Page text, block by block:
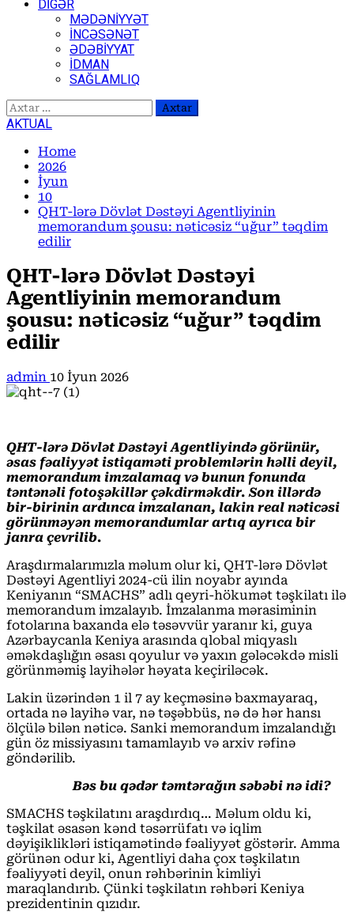
DİGƏR
MƏDƏNİYYƏT
İNCƏSƏNƏT
ƏDƏBİYYAT
İDMAN
SAĞLAMLIQ
Axtarış:
AKTUAL
Home
2026
İyun
10
QHT-lərə Dövlət Dəstəyi Agentliyinin
memorandum şousu: nəticəsiz “uğur” təqdim
edilir
QHT-lərə Dövlət Dəstəyi
Agentliyinin memorandum
şousu: nəticəsiz “uğur” təqdim
edilir
admin 10 İyun 2026
QHT-lərə Dövlət Dəstəyi Agentliyində görünür,
əsas fəaliyyət istiqaməti problemlərin həlli deyil,
memorandum imzalamaq və bunun fonunda
təntənəli fotoşəkillər çəkdirməkdir. Son illərdə
bir-birinin ardınca imzalanan, lakin real nəticəsi
görünməyən memorandumlar artıq ayrıca bir
janra çevrilib.
Araşdırmalarımızla məlum olur ki, QHT-lərə Dövlət
Dəstəyi Agentliyi 2024-cü ilin noyabr ayında
Keniyanın “SMACHS” adlı qeyri-hökumət təşkilatı ilə
memorandum imzalayıb. İmzalanma mərasiminin
fotolarına baxanda elə təsəvvür yaranır ki, guya
Azərbaycanla Keniya arasında qlobal miqyaslı
əməkdaşlığın əsası qoyulur və yaxın gələcəkdə misli
görünməmiş layihələr həyata keçiriləcək.
Lakin üzərindən 1 il 7 ay keçməsinə baxmayaraq,
ortada nə layihə var, nə təşəbbüs, nə də hər hansı
ölçülə bilən nəticə. Sanki memorandum imzalandığı
gün öz missiyasını tamamlayıb və arxiv rəfinə
göndərilib.
Bəs bu qədər təmtərağın səbəbi nə idi?
SMACHS təşkilatını araşdırdıq… Məlum oldu ki,
təşkilat əsasən kənd təsərrüfatı və iqlim
dəyişiklikləri istiqamətində fəaliyyət göstərir. Amma
görünən odur ki, Agentliyi daha çox təşkilatın
fəaliyyəti deyil, onun rəhbərinin kimliyi
maraqlandırıb. Çünki təşkilatın rəhbəri Keniya
prezidentinin qızıdır.